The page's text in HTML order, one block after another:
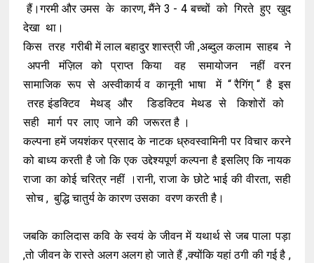
हैं।गरमी और उमस के कारण, मैंने 3 - 4 बच्चों को गिरते हुए खुद
देखा था।
किस तरह गरीबी में लाल बहादुर शास्त्री जी ,अब्दुल कलाम साहब ने
अपनी मंज़िल को प्राप्त किया वह समायोजन नहीं वरन
सामाजिक रूप से अस्वीकार्य व कानूनी भाषा में “ रैगिंग् “ है इस
तरह इंडक्टिव मेथड् और डिडक्टिव मेथड से किशोरों को
सही मार्ग पर लाए जाने की जरूरत है ।
कल्पना हमें जयशंकर प्रसाद के नाटक ध्रुवस्वामिनी पर विचार करने
को बाध्य करती है जो कि एक उद्देश्यपूर्ण कल्पना है इसलिए कि नायक
राजा का कोई चरित्र नहीं ।रानी, राजा के छोटे भाई की वीरता, सही
सोच , बुद्धि चातुर्य के कारण उसका वरण करती है।
जबकि कालिदास कवि के स्वयं के जीवन में यथार्थ से जब पाला पड़ा
,तो जीवन के रास्ते अलग अलग हो जाते हैं ,क्योंकि यहां ठगी की गई है ,